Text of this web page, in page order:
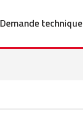
Demande technique